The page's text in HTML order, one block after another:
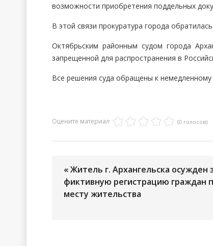
возможности приобретения поддельных
В этой связи прокуратура города
Октябрьским районным судом города
запрещенной для распространения в
Все решения суда обращены к
Оцените материал (0 голосов)
« Житель г. Архангельска осужден
фиктивную регистрацию граждан
месту жительства